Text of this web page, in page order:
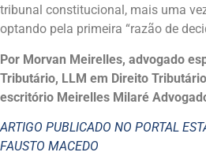
tribunal constitucional, mais uma
optando pela primeira “razão de
Por Morvan Meirelles, advogado
Tributário, LLM em Direito
escritório Meirelles Milaré
ARTIGO PUBLICADO NO PORTAL
FAUSTO MACEDO